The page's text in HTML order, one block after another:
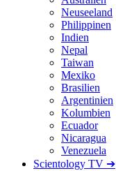
Neuseeland
Philippinen
Indien
Nepal
Taiwan
Mexiko
Brasilien
Argentinien
Kolumbien
Ecuador
Nicaragua
Venezuela
Scientology TV ➔